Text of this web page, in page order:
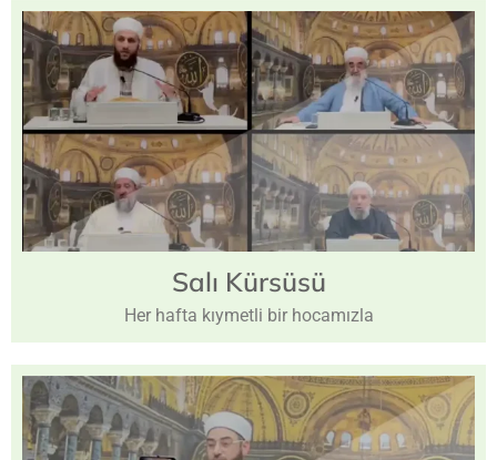
Salı Kürsüsü
Her hafta kıymetli bir hocamızla